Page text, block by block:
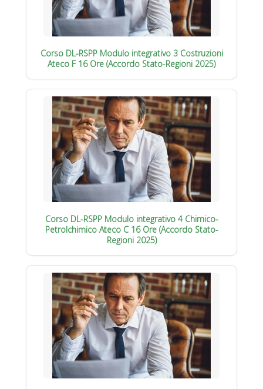
Corso DL-RSPP Modulo integrativo 3 Costruzioni
Ateco F 16 Ore (Accordo Stato-Regioni 2025)
Corso DL-RSPP Modulo integrativo 4 Chimico-
Petrolchimico Ateco C 16 Ore (Accordo Stato-
Regioni 2025)